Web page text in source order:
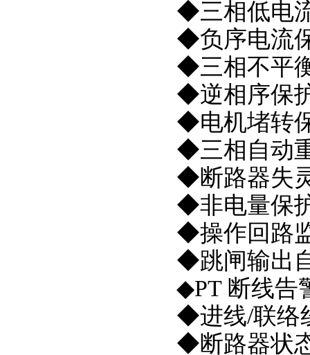
◆三相低电
◆负序电流
◆三相不平
◆逆相序保
◆电机堵转
◆三相自动
◆断路器失
◆非电量保
◆操作回路
◆跳闸输出
◆PT 断线告
◆进线/联络
◆断路器状